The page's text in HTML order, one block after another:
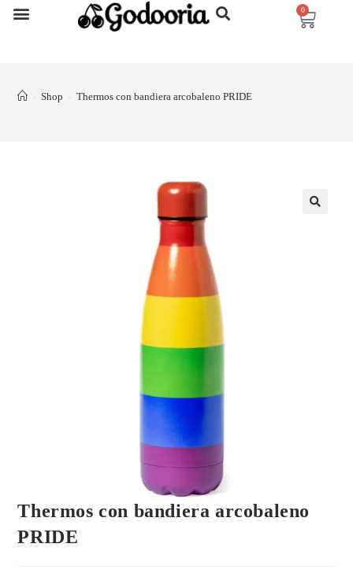
0
> Shop > Thermos con bandiera arcobaleno PRIDE
Thermos con bandiera arcobaleno
PRIDE